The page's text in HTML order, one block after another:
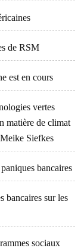
de RSM
est en cours
vertes
matière de climat
Siefkes
bancaires
bancaires sur les
sociaux